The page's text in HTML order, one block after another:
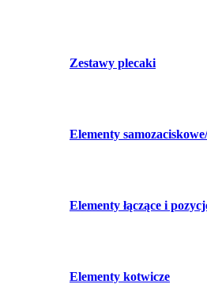
Zestawy plecaki
Elementy
Elementy łączące i
Elementy kotwicze